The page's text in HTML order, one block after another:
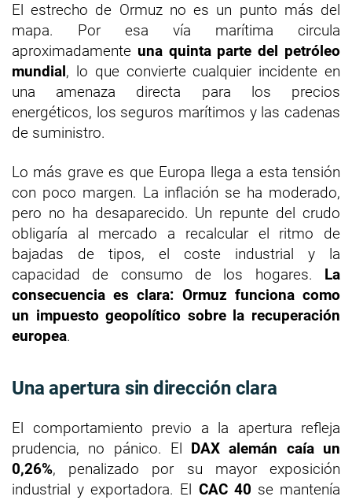
El estrecho de Ormuz no es un punto más del
mapa. Por esa vía marítima circula
aproximadamente una quinta parte del petróleo
mundial, lo que convierte cualquier incidente en
una amenaza directa para los precios
energéticos, los seguros marítimos y las cadenas
de suministro.
Lo más grave es que Europa llega a esta tensión
con poco margen. La inflación se ha moderado,
pero no ha desaparecido. Un repunte del crudo
obligaría al mercado a recalcular el ritmo de
bajadas de tipos, el coste industrial y la
capacidad de consumo de los hogares. La
consecuencia es clara: Ormuz funciona como
un impuesto geopolítico sobre la recuperación
europea.
Una apertura sin dirección clara
El comportamiento previo a la apertura refleja
prudencia, no pánico. El DAX alemán caía un
0,26%, penalizado por su mayor exposición
industrial y exportadora. El CAC 40 se mantenía